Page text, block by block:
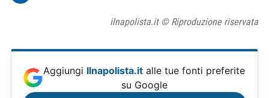
ilnapolista.it © Riproduzione riservata
Aggiungi Ilnapolista.it alle tue fonti preferite
su Google